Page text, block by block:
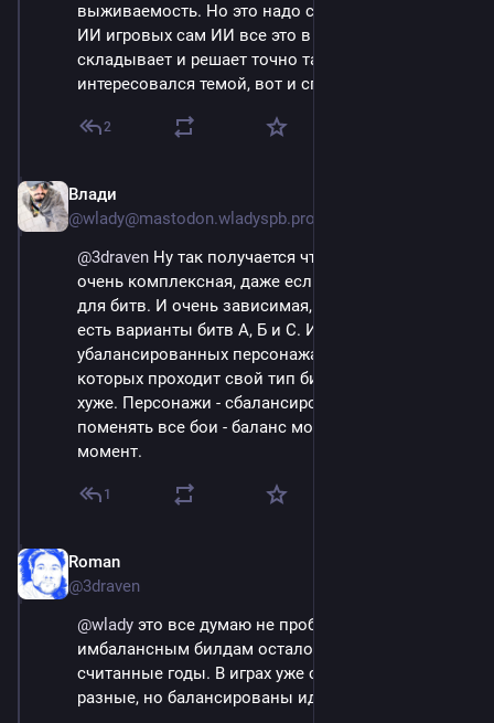
выживаемость. Но это надо сесть и подумать, в
ИИ игровых сам ИИ все это в матрицу
складывает и решает точно так же. Я не особо
интересовался темой, вот и спросил.
2
Влади
@wlady@mastodon.wladyspb.pro
@3draven Ну так получается что зависимость
очень комплексная, даже если считать только
для битв. И очень зависимая, что хуже. Вот у еас
есть варианты битв А, Б и С. И три
убалансированных персонажа, каждый из
которых проходит свой тип битв лучше а чужие -
хуже. Персонажи - сбалансированы. Но если
поменять все бои - баланс может исчезнуть в
момент.
1
Roman
@3draven
@wlady это все думаю не проблема. Скорее всего
имбалансным билдам осталось существовать
считанные годы. В играх уже скоро все будут
разные, но балансированы идеально.